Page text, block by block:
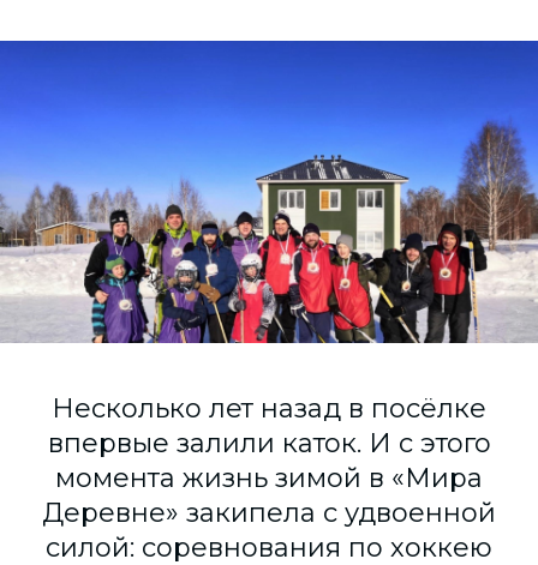
Несколько лет назад в посёлке
впервые залили каток. И с этого
момента жизнь зимой в «Мира
Деревне» закипела с удвоенной
силой: соревнования по хоккею